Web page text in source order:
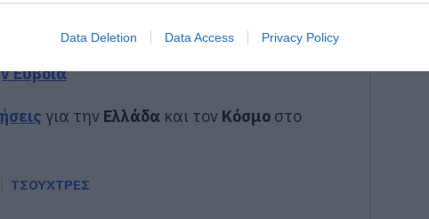
Data Deletion Data Access Privacy Policy
News
Εύβοια
για την Ελλάδα και τον Κόσμο στο
ΤΣΟΥΧΤΡΕΣ